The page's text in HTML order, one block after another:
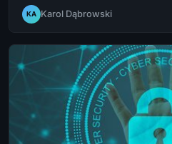
KA Karol Dąbrowski